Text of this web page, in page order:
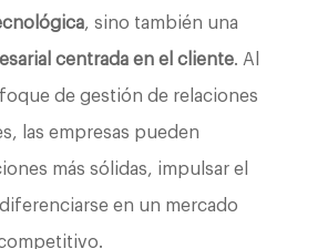
, sino también una
centrada en el cliente. Al
de gestión de relaciones
las empresas pueden
más sólidas, impulsar el
en un mercado